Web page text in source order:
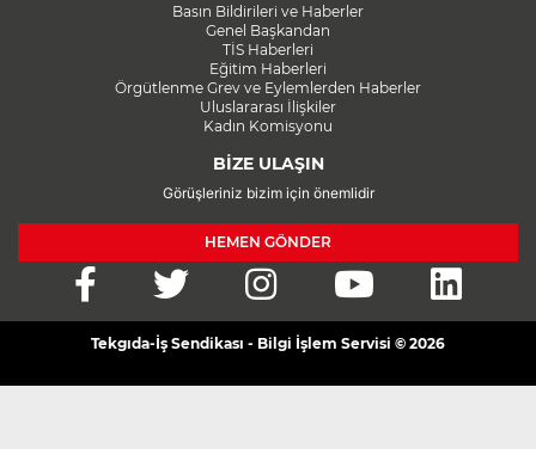
Basın Bildirileri ve Haberler
Genel Başkandan
TİS Haberleri
Eğitim Haberleri
Örgütlenme Grev ve Eylemlerden Haberler
Uluslararası İlişkiler
Kadın Komisyonu
BİZE ULAŞIN
Görüşleriniz bizim için önemlidir
HEMEN GÖNDER
Tekgıda-İş Sendikası - Bilgi İşlem Servisi © 2026